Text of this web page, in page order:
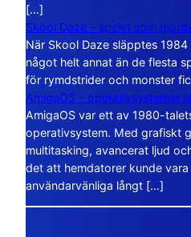
[…]
Skool Daze – spelet som
När Skool Daze släpptes
något helt annat än de flesta
för rymdstrider och monster
AmigaOS – operativsystemet
AmigaOS var ett av 1980-
operativsystem. Med grafiskt
multitasking, avancerat ljud
det att hemdatorer kunde
användarvänliga långt […]